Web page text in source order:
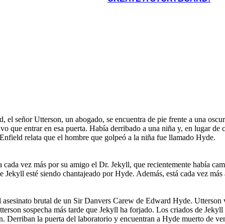
el señor Utterson, un abogado, se encuentra de pie frente a una
que entrar en esa puerta. Había derribado a una niña y, en lugar de
relata que el hombre que golpeó a la niña fue llamado Hyde.
vez más por su amigo el Dr. Jekyll, que recientemente había
Jekyll esté siendo chantajeado por Hyde. Además, está cada vez
brutal de un Sir Danvers Carew de Edward Hyde.
sospecha más tarde que Jekyll ha forjado. Los criados de
Derriban la puerta del laboratorio y encuentran a Hyde muerto de